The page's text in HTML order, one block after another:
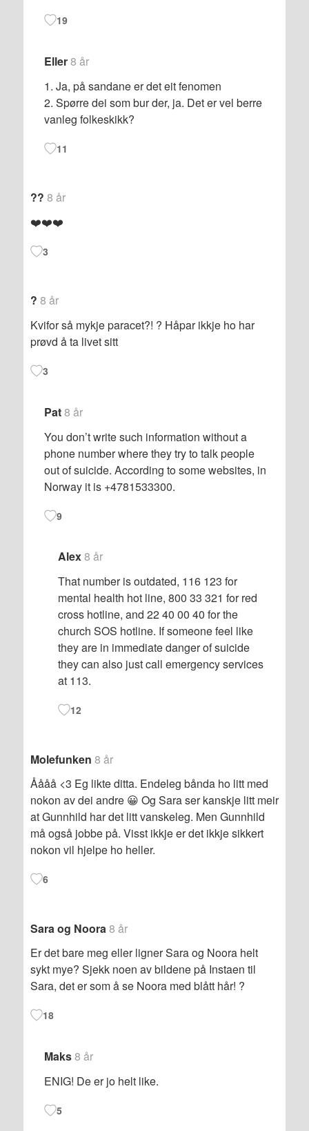
19
Eller8 år
1. Ja, på sandane er det eit fenomen
2. Spørre dei som bur der, ja. Det er vel berre
vanleg folkeskikk?
11
?? 8 år
❤️❤️❤️
3
? 8 år
Kvifor så mykje paracet?! ? Håpar ikkje ho har
prøvd å ta livet sitt
3
Pat8 år
You don’t write such information without a
phone number where they try to talk people
out of suicide. According to some websites, in
Norway it is +4781533300.
9
Alex8 år
That number is outdated, 116 123 for
mental health hot line, 800 33 321 for red
cross hotline, and 22 40 00 40 for the
church SOS hotline. If someone feel like
they are in immediate danger of suicide
they can also just call emergency services
at 113.
12
Molefunken 8 år
Åååå <3 Eg likte ditta. Endeleg bånda ho litt med
nokon av dei andre 😀 Og Sara ser kanskje litt meir
at Gunnhild har det litt vanskeleg. Men Gunnhild
må også jobbe på. Visst ikkje er det ikkje sikkert
nokon vil hjelpe ho heller.
6
Sara og Noora8 år
Er det bare meg eller ligner Sara og Noora helt
sykt mye? Sjekk noen av bildene på Instaen til
Sara, det er som å se Noora med blått hår! ?
18
Maks8 år
ENIG! De er jo helt like.
5